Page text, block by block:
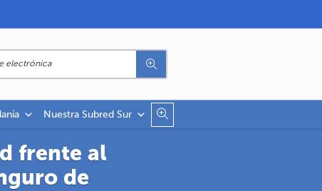
Nuestra Subred Sur
frente al
de